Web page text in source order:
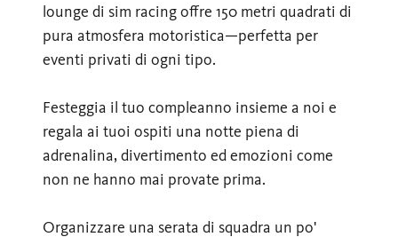
lounge di sim racing offre 150 metri quadrati di
pura atmosfera motoristica—perfetta per
eventi privati di ogni tipo.
Festeggia il tuo compleanno insieme a noi e
regala ai tuoi ospiti una notte piena di
adrenalina, divertimento ed emozioni come
non ne hanno mai provate prima.
Organizzare una serata di squadra un po'